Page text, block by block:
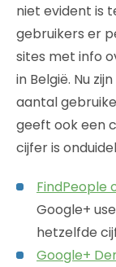
niet evident is
gebruikers er
sites met info
in België. Nu
aantal
geeft ook een
cijfer is
FindPeople
Google+
hetzelfde
Google+